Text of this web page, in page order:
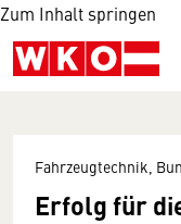
Zum Inhalt springen
Fahrzeugtechnik,
Erfolg für